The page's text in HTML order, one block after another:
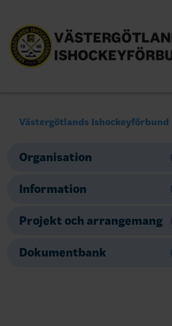
Västergötlands Ishockeyförbund
Organisation
Information
Projekt och arrangemang
Dokumentbank